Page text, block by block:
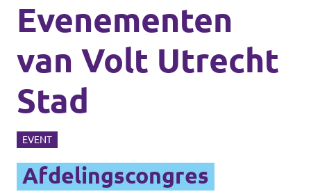
Evenementen
van Volt Utrecht
Stad
EVENT
Afdelingscongres